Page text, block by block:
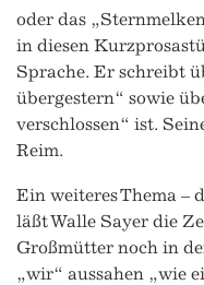
oder das
in diesen
Sprache. Er schreibt
übergestern“ sowie
verschlossen“ ist.
Reim.
Ein weiteres Thema –
läßt Walle Sayer die
Großmütter noch in
„wir“ aussahen „wie